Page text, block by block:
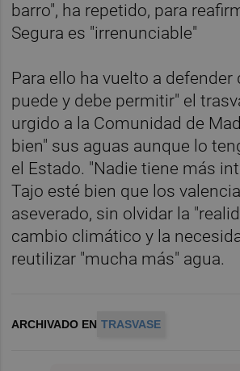
barro", ha repetido, para
Segura es "irrenunciable"
Para ello ha vuelto a defender
puede y debe permitir" el
urgido a la Comunidad de
bien" sus aguas aunque lo
el Estado. "Nadie tiene más
Tajo esté bien que los
aseverado, sin olvidar la
cambio climático y la
reutilizar "mucha más" agua.
ARCHIVADO EN TRASVASE